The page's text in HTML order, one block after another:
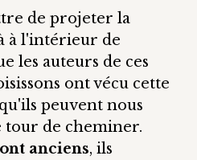
de projeter la
à l'intérieur de
les auteurs de ces
ont vécu cette
peuvent nous
de cheminer.
anciens, ils